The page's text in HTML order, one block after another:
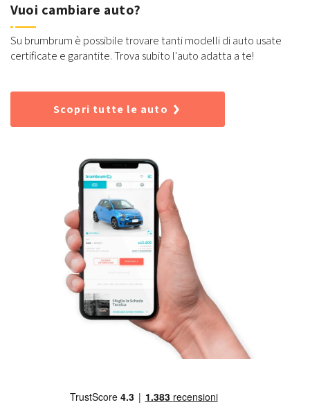
Vuoi cambiare auto?
Su brumbrum è possibile trovare tanti modelli di auto usate
certificate e garantite. Trova subito l'auto adatta a te!
Scopri tutte le auto